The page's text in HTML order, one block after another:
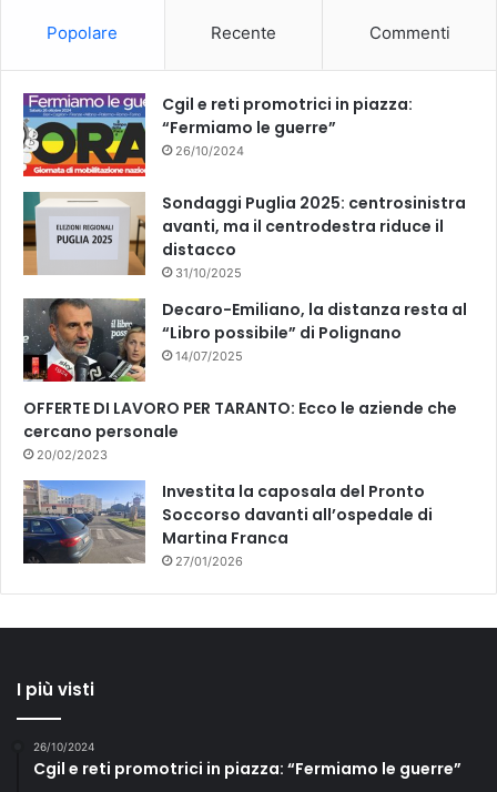
k
Popolare Recente Commenti
Cgil e reti promotrici in piazza:
“Fermiamo le guerre”
26/10/2024
Sondaggi Puglia 2025: centrosinistra
avanti, ma il centrodestra riduce il
distacco
31/10/2025
Decaro-Emiliano, la distanza resta al
“Libro possibile” di Polignano
14/07/2025
OFFERTE DI LAVORO PER TARANTO: Ecco le aziende che
cercano personale
20/02/2023
Investita la caposala del Pronto
Soccorso davanti all’ospedale di
Martina Franca
27/01/2026
I più visti
26/10/2024
Cgil e reti promotrici in piazza: “Fermiamo le guerre”